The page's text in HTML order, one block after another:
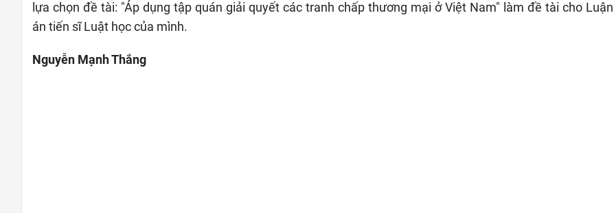
lựa chọn đề tài: "Áp dụng tập quán giải quyết các tranh chấp thương mại ở Việt Nam" làm đề tài cho Luận
án tiến sĩ Luật học của mình.
Nguyễn Mạnh Thắng